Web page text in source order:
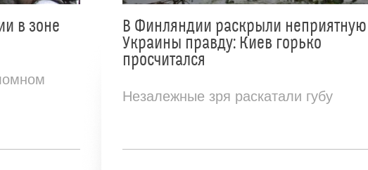
в зоне
В Финляндии раскрыли
Украины правду: Киев горько
просчитался
Незалежные зря раскатали губу